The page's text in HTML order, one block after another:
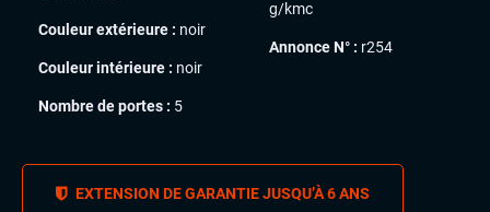
Couleur extérieure : noir
Couleur intérieure : noir
Nombre de portes : 5
g/kmc
Annonce N° : r254
EXTENSION DE GARANTIE JUSQU’À 6 ANS